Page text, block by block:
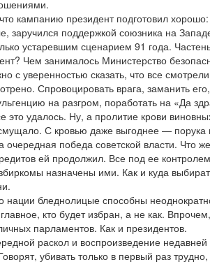
кампанию президент подготовил
заручился поддержкой союзника на
устаревшим сценарием 91 года.
Чем занималось Министерство
с уверенностью сказать, что все
Спровоцировать врага, заманить
на разгром, поработать на «Да
это удалось. Ну, а пролитие крови
С кровью даже выгоднее — порука
очередная победа советской власти.
ей продолжил. Все под ее
назначены ими. Как и куда
нации бледнолицые способны
кто будет избран, а не как.
парламентов. Как и президентов.
раскол и воспроизведение
убивать только в первый раз